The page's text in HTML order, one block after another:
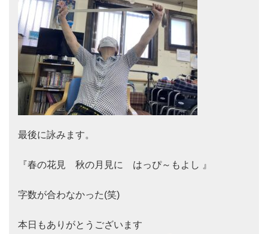
最後に詠みます。
『春の花見　秋の月見に　はっぴ～もよし 』
字数が合わなかった(笑)
本日もありがとうございます